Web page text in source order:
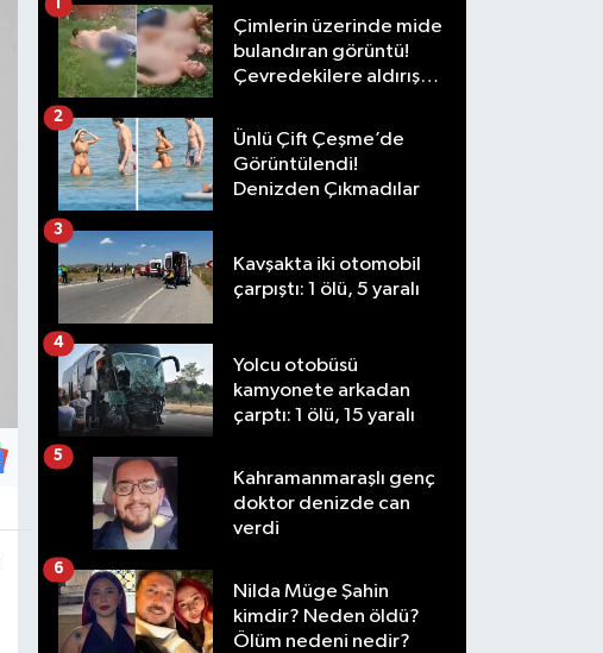
Çimlerin üzerinde mide
bulandıran görüntü!
Çevredekilere aldırış
1
Ünlü Çift Çeşme’de
Görüntülendi!
Denizden Çıkmadılar
2
Kavşakta iki otomobil
çarpıştı: 1 ölü, 5 yaralı
3
Yolcu otobüsü
kamyonete arkadan
çarptı: 1 ölü, 15 yaralı
4
Kahramanmaraşlı genç
doktor denizde can
verdi
5
Nilda Müge Şahin
kimdir? Neden öldü?
Ölüm nedeni nedir?
6